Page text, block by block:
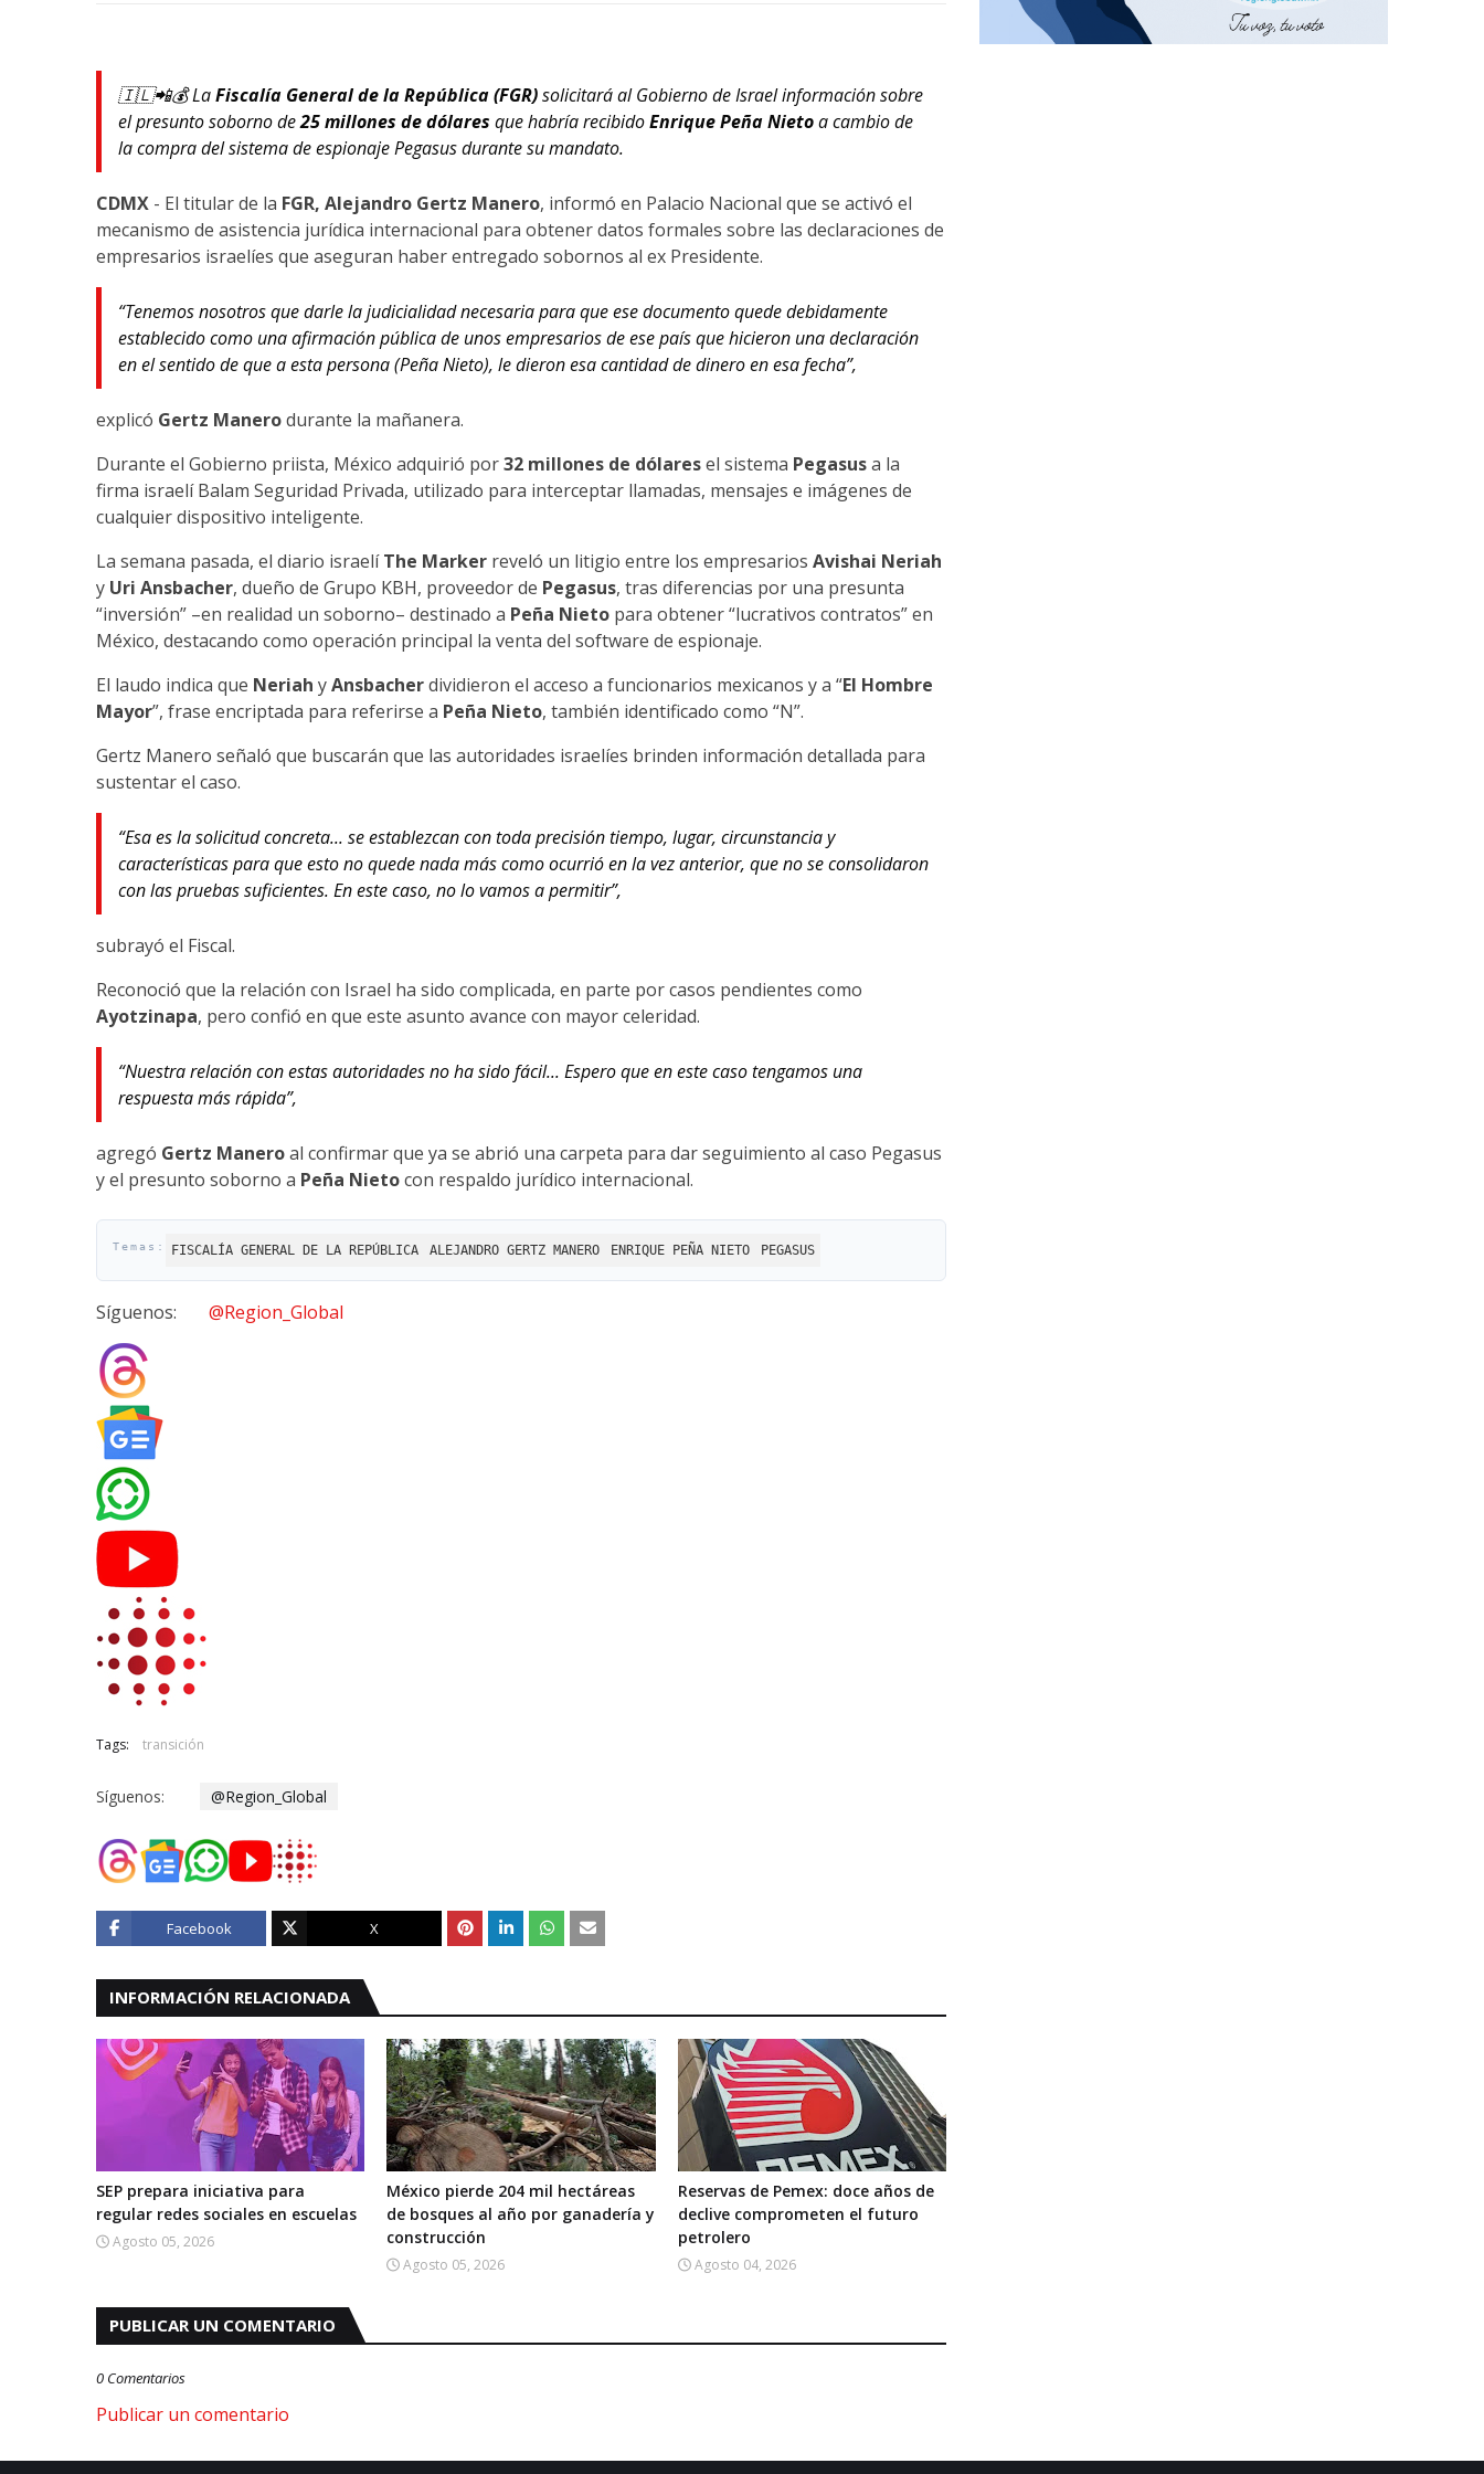
🇮🇱📲💰 LaFiscalía General de la República (FGR)solicitará al Gobierno de Israel información sobre
el presunto soborno de25 millones de dólares que habría recibidoEnrique Peña Nietoa cambio de
la compra del sistema de espionaje Pegasus durante su mandato.
CDMX - El titular de la FGR, Alejandro Gertz Manero, informó en Palacio Nacional que se activó el
mecanismo de asistencia jurídica internacional para obtener datos formales sobre las declaraciones de
empresarios israelíes que aseguran haber entregado sobornos al ex Presidente.
“Tenemos nosotros que darle la judicialidad necesaria para que ese documento quede debidamente
establecido como una afirmación pública de unos empresarios de ese país que hicieron una declaración
en el sentido de que a esta persona (Peña Nieto), le dieron esa cantidad de dinero en esa fecha”,
explicó Gertz Manerodurante la mañanera.
Durante el Gobierno priista, México adquirió por32 millones de dólaresel sistema Pegasusa la
firma israelí Balam Seguridad Privada, utilizado para interceptar llamadas, mensajes e imágenes de
cualquier dispositivo inteligente.
La semana pasada, el diario israelíThe Marker reveló un litigio entre los empresarios Avishai Neriah
y Uri Ansbacher, dueño de Grupo KBH, proveedor de Pegasus, tras diferencias por una presunta
“inversión” –en realidad un soborno– destinado a Peña Nieto para obtener “lucrativos contratos” en
México, destacando como operación principal la venta del software de espionaje.
El laudo indica que Neriah yAnsbacherdividieron el acceso a funcionarios mexicanos y a “El Hombre
Mayor”, frase encriptada para referirse a Peña Nieto, también identificado como “N”.
Gertz Manero señaló que buscarán que las autoridades israelíes brinden información detallada para
sustentar el caso.
“Esa es la solicitud concreta... se establezcan con toda precisión tiempo, lugar, circunstancia y
características para que esto no quede nada más como ocurrió en la vez anterior, que no se consolidaron
con las pruebas suficientes. En este caso, no lo vamos a permitir”,
subrayó el Fiscal.
Reconoció que la relación con Israel ha sido complicada, en parte por casos pendientes como
Ayotzinapa, pero confió en que este asunto avance con mayor celeridad.
“Nuestra relación con estas autoridades no ha sido fácil... Espero que en este caso tengamos una
respuesta más rápida”,
agregó Gertz Maneroal confirmar que ya se abrió una carpeta para dar seguimiento al caso Pegasus
y el presunto soborno a Peña Nietocon respaldo jurídico internacional.
FISCALÍA GENERAL DE LA REPÚBLICA ALEJANDRO GERTZ MANERO ENRIQUE PEÑA NIETO PEGASUS
Síguenos: @Region_Global
Tags: transición
Síguenos: @Region_Global
Facebook X
INFORMACIÓN RELACIONADA
SEP prepara iniciativa para
regular redes sociales en escuelas
Agosto 05, 2026
México pierde 204 mil hectáreas
de bosques al año por ganadería y
construcción
Agosto 05, 2026
Reservas de Pemex: doce años de
declive comprometen el futuro
petrolero
Agosto 04, 2026
PUBLICAR UN COMENTARIO
0 Comentarios
Publicar un comentario